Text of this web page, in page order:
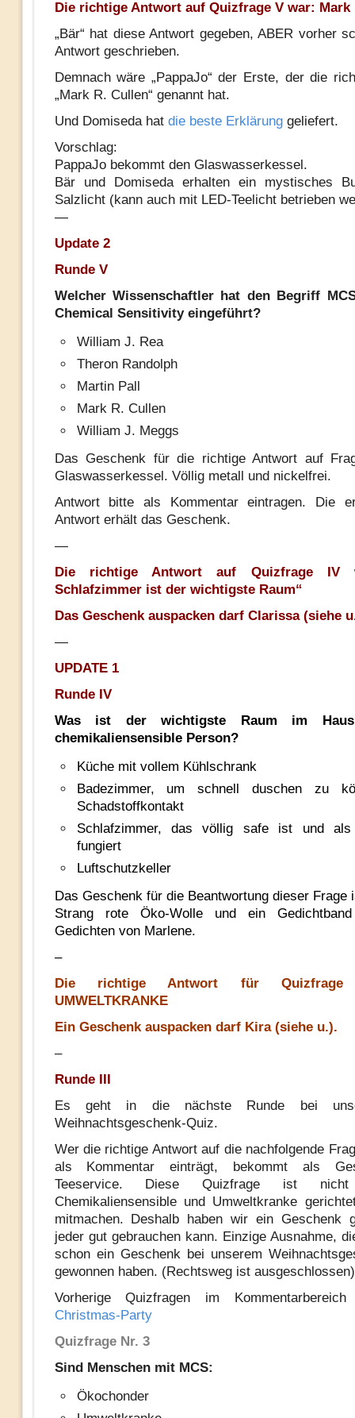
Die richtige Antwort auf Quizfrage V war: Mark
„Bär“ hat diese Antwort gegeben, ABER vorher
Antwort geschrieben.
Demnach wäre „PappaJo“ der Erste, der die
„Mark R. Cullen“ genannt hat.
Und Domiseda hat die beste Erklärunggeliefert.
Vorschlag:
PappaJo bekommt den Glaswasserkessel.
Bär und Domiseda erhalten ein mystisches
Salzlicht (kann auch mit LED-Teelicht betrieben
—
Update 2
Runde V
Welcher Wissenschaftler hat den Begriff
Chemical Sensitivity eingeführt?
William J. Rea
Theron Randolph
Martin Pall
Mark R. Cullen
William J. Meggs
Das Geschenk für die richtige Antwort auf
Glaswasserkessel. Völlig metall und nickelfrei.
Antwort bitte als Kommentar eintragen. Die
Antwort erhält das Geschenk.
—
Die richtige Antwort auf Quizfrage IV
Schlafzimmer ist der wichtigste Raum“
Das Geschenk auspacken darf Clarissa (siehe
—
UPDATE 1
Runde IV
Was ist der wichtigste Raum im
chemikaliensensible Person?
Küche mit vollem Kühlschrank
Badezimmer, um schnell duschen zu
Schadstoffkontakt
Schlafzimmer, das völlig safe ist und als
fungiert
Luftschutzkeller
Das Geschenk für die Beantwortung dieser Frage
Strang rote Öko-Wolle und ein
Gedichten von Marlene.
–
Die richtige Antwort für
UMWELTKRANKE
Ein Geschenk auspacken darf Kira (siehe u.).
–
Runde III
Es geht in die nächste Runde bei
Weihnachtsgeschenk-Quiz.
Wer die richtige Antwort auf die nachfolgende
als Kommentar einträgt, bekommt als
Teeservice. Diese Quizfrage ist
Chemikaliensensible und Umweltkranke
mitmachen. Deshalb haben wir ein Geschenk
jeder gut gebrauchen kann. Einzige Ausnahme,
schon ein Geschenk bei unserem
gewonnen haben. (Rechtsweg ist ausgeschlossen)
Vorherige Quizfragen im
Christmas-Party
Quizfrage Nr. 3
Sind Menschen mit MCS:
Ökochonder